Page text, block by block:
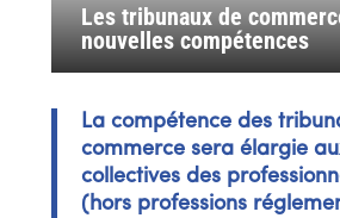
Les tribunaux de
nouvelles compétences
La compétence des
commerce sera élargie
collectives des
(hors professions